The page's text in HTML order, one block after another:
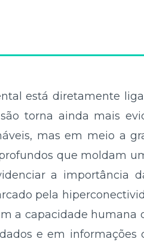
está diretamente
torna ainda mais
mas em meio a
que moldam
a importância
pela
a capacidade humana
e em informações